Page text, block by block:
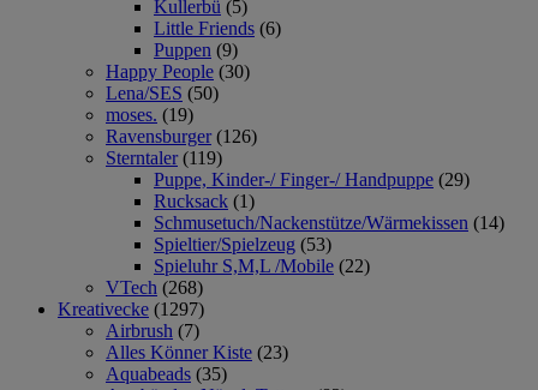
Kullerbü (5)
Little Friends (6)
Puppen (9)
Happy People (30)
Lena/SES (50)
moses. (19)
Ravensburger (126)
Sterntaler (119)
Puppe, Kinder-/ Finger-/ Handpuppe (29)
Rucksack (1)
Schmusetuch/Nackenstütze/Wärmekissen (14)
Spieltier/Spielzeug (53)
Spieluhr S,M,L /Mobile (22)
VTech (268)
Kreativecke (1297)
Airbrush (7)
Alles Könner Kiste (23)
Aquabeads (35)